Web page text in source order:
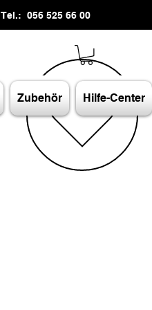
Tel.: 056 525 66 00
Zubehör Hilfe-Center